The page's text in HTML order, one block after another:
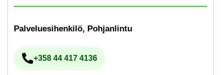
Pal­ve­lue­si­hen­ki­lö, Poh­jan­lin­tu
Pu­he­lin­nu­me­ro
+358 44 417 4136